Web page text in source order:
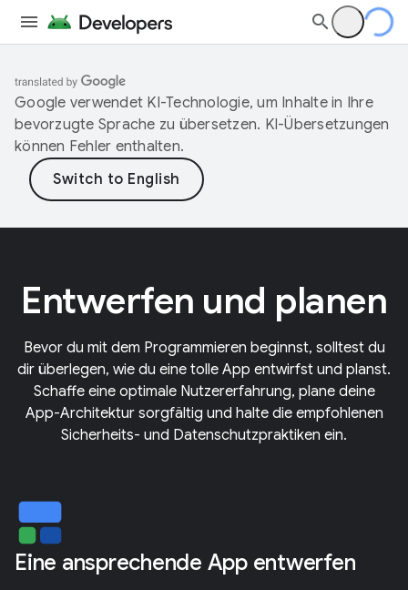
Google verwendet KI-Technologie, um Inhalte in Ihre
bevorzugte Sprache zu übersetzen. KI-Übersetzungen
können Fehler enthalten.
Entwerfen und planen
Bevor du mit dem Programmieren beginnst, solltest du
dir überlegen, wie du eine tolle App entwirfst und planst.
Schaffe eine optimale Nutzererfahrung, plane deine
App-Architektur sorgfältig und halte die empfohlenen
Sicherheits- und Datenschutzpraktiken ein.
Eine ansprechende App entwerfen